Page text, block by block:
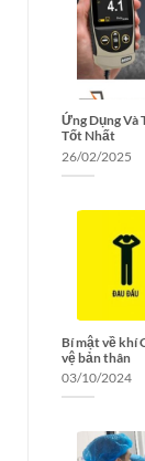
Ứng Dụng Và
Tốt Nhất
26/02/2025
Bí mật về khí
vệ bản thân
03/10/2024